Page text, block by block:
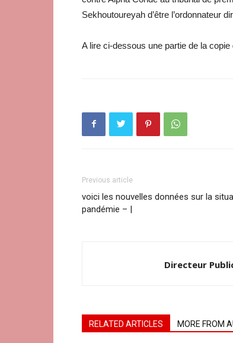
Sekhoutoureyah d’être l’ordonnateur
A lire ci-dessous une partie de la copie
Previous article
voici les nouvelles données sur la
pandémie – |
Directeur
RELATED ARTICLES MORE FROM